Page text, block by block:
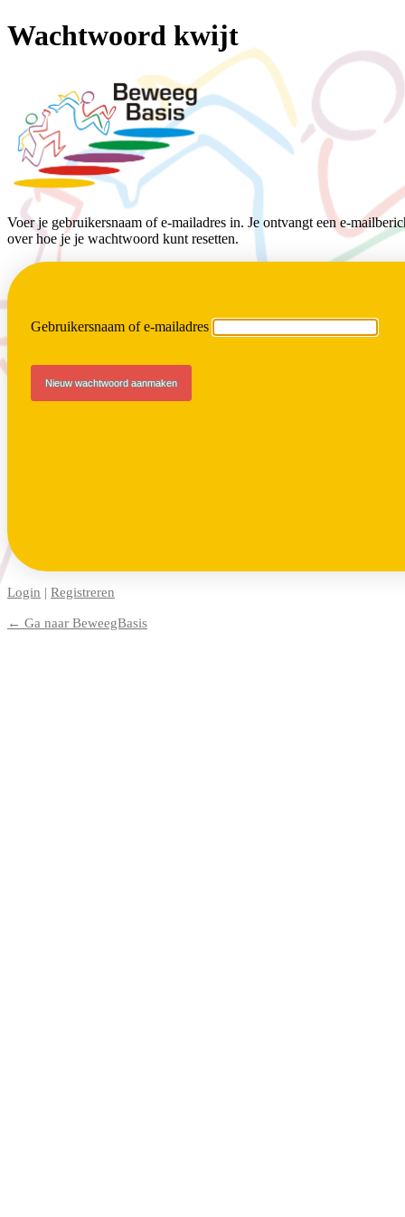
Wachtwoord kwijt
BeweegBasis
Voer je gebruikersnaam of e-mailadres in. Je ontvangt een e-
over hoe je je wachtwoord kunt resetten.
Gebruikersnaam of e-mailadres
Login | Registreren
← Ga naar BeweegBasis